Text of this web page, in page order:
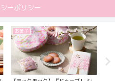
ーポリシー
お菓子